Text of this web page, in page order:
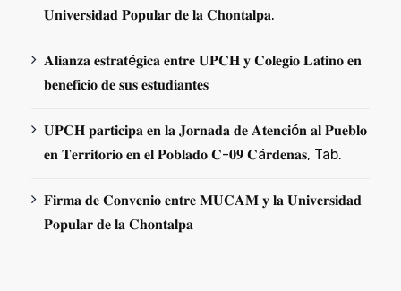
𝐔𝐧𝐢𝐯𝐞𝐫𝐬𝐢𝐝𝐚𝐝 𝐏𝐨𝐩𝐮𝐥𝐚𝐫 𝐝𝐞 𝐥𝐚 𝐂𝐡𝐨𝐧𝐭𝐚𝐥𝐩𝐚.
𝐀𝐥𝐢𝐚𝐧𝐳𝐚 𝐞𝐬𝐭𝐫𝐚𝐭é𝐠𝐢𝐜𝐚 𝐞𝐧𝐭𝐫𝐞 𝐔𝐏𝐂𝐇 𝐲 𝐂𝐨𝐥𝐞𝐠𝐢𝐨 𝐋𝐚𝐭𝐢𝐧𝐨 𝐞𝐧
𝐛𝐞𝐧𝐞𝐟𝐢𝐜𝐢𝐨 𝐝𝐞 𝐬𝐮𝐬 𝐞𝐬𝐭𝐮𝐝𝐢𝐚𝐧𝐭𝐞𝐬
𝐔𝐏𝐂𝐇 𝐩𝐚𝐫𝐭𝐢𝐜𝐢𝐩𝐚 𝐞𝐧 𝐥𝐚 𝐉𝐨𝐫𝐧𝐚𝐝𝐚 𝐝𝐞 𝐀𝐭𝐞𝐧𝐜𝐢ó𝐧 𝐚𝐥 𝐏𝐮𝐞𝐛𝐥𝐨
𝐞𝐧 𝐓𝐞𝐫𝐫𝐢𝐭𝐨𝐫𝐢𝐨 𝐞𝐧 𝐞𝐥 𝐏𝐨𝐛𝐥𝐚𝐝𝐨 𝐂-𝟎𝟗 𝐂á𝐫𝐝𝐞𝐧𝐚𝐬, Tab.
𝐅𝐢𝐫𝐦𝐚 𝐝𝐞 𝐂𝐨𝐧𝐯𝐞𝐧𝐢𝐨 𝐞𝐧𝐭𝐫𝐞 𝐌𝐔𝐂𝐀𝐌 𝐲 𝐥𝐚 𝐔𝐧𝐢𝐯𝐞𝐫𝐬𝐢𝐝𝐚𝐝
𝐏𝐨𝐩𝐮𝐥𝐚𝐫 𝐝𝐞 𝐥𝐚 𝐂𝐡𝐨𝐧𝐭𝐚𝐥𝐩𝐚